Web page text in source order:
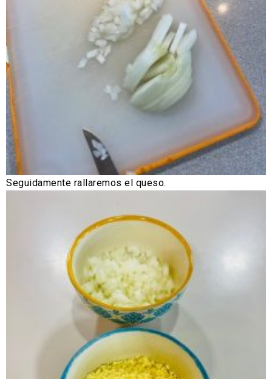
Seguidamente rallaremos el queso.